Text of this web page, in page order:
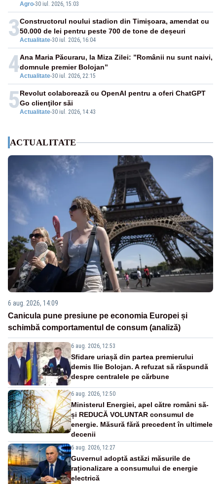
Agro-30 iul. 2026, 15:03
3Actualitate-30 iul. 2026, 16:04
Constructorul noului stadion din Timișoara, amendat cu
50.000 de lei pentru peste 700 de tone de deșeuri
4Actualitate-30 iul. 2026, 22:15
Ana Maria Păcuraru, la Miza Zilei: ”Românii nu sunt naivi,
domnule premier Bolojan”
5Actualitate-30 iul. 2026, 14:43
Revolut colaborează cu OpenAI pentru a oferi ChatGPT
Go clienţilor săi
ACTUALITATE
6 aug. 2026, 14:09
Canicula pune presiune pe economia Europei și
schimbă comportamentul de consum (analiză)
6 aug. 2026, 12:53
Sfidare uriașă din partea premierului
demis Ilie Bolojan. A refuzat să răspundă
despre centralele pe cărbune
6 aug. 2026, 12:50
Ministerul Energiei, apel către români să-
și REDUCĂ VOLUNTAR consumul de
energie. Măsură fără precedent în ultimele
decenii
6 aug. 2026, 12:27
Guvernul adoptă astăzi măsurile de
raționalizare a consumului de energie
electrică